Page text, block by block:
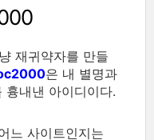
재귀약자를 만들
은 내 별명과
내낸 아이디이다.
느 사이트인지는